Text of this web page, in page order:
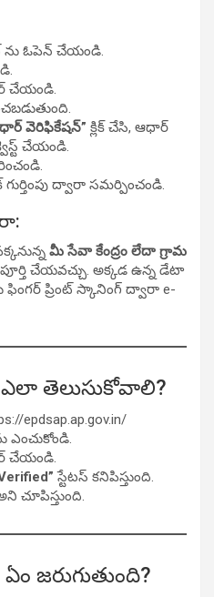
ను ఓపెన్ చేయండి.
చేయండి.
వెరిఫికేషన్” క్లిక్ చేసి, ఆధార్
చేయండి.
ద్వారా సమర్పించండి.
మీ సేవా కేంద్రం లేదా గ్రామ
పూర్తి చేయవచ్చు. అక్కడ ఉన్న డేటా
ప్రింట్ స్కానింగ్ ద్వారా e-
ఎలా తెలుసుకోవాలి?
epdsap.ap.gov.in/
ఎంచుకోండి.
చేయండి.
స్టేటస్ కనిపిస్తుంది.
చూపిస్తుంది.
జరుగుతుంది?